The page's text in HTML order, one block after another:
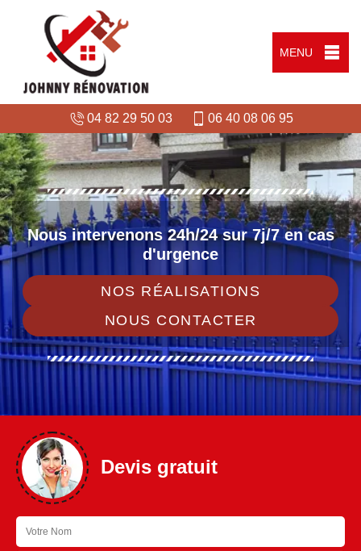
MENU
04 82 29 50 03 06 40 08 06 95
Nous intervenons 24h/24 sur 7j/7 en cas
d'urgence
NOS RÉALISATIONS
NOUS CONTACTER
Devis gratuit